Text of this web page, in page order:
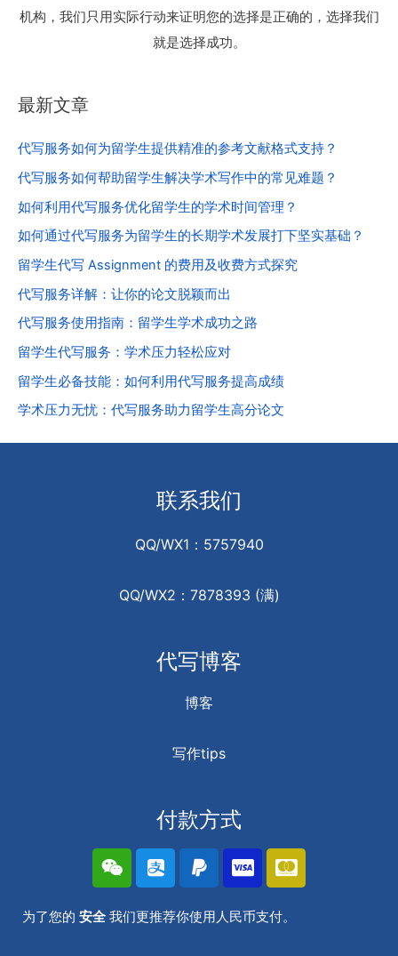
机构，我们只用实际行动来证明您的选择是正确的，选择我们
就是选择成功。
最新文章
代写服务如何为留学生提供精准的参考文献格式支持？
代写服务如何帮助留学生解决学术写作中的常见难题？
如何利用代写服务优化留学生的学术时间管理？
如何通过代写服务为留学生的长期学术发展打下坚实基础？
留学生代写 Assignment 的费用及收费方式探究
代写服务详解：让你的论文脱颖而出
代写服务使用指南：留学生学术成功之路
留学生代写服务：学术压力轻松应对
留学生必备技能：如何利用代写服务提高成绩
学术压力无忧：代写服务助力留学生高分论文
联系我们
QQ/WX1：5757940
QQ/WX2：7878393 (满)
代写博客
博客
写作tips
付款方式
为了您的 安全 我们更推荐你使用人民币支付。